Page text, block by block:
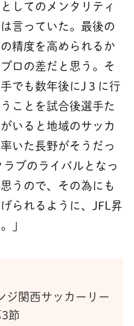
してのメンタリティ
言っていた。最後の
精度を高められるか
ロの差だと思う。そ
でも数年後にJ３に行
ことを試合後選手た
いると地域のサッカ
いた長野がそうだっ
ブのライバルとなっ
うので、その為にも
られるように、JFL昇
」
ジ関西サッカーリー
節